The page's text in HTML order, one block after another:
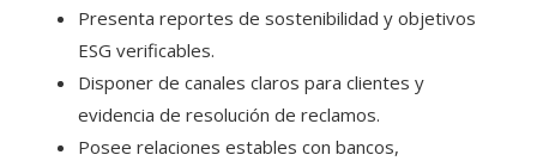
Presenta reportes de sostenibilidad y objetivos
ESG verificables.
Disponer de canales claros para clientes y
evidencia de resolución de reclamos.
Posee relaciones estables con bancos,